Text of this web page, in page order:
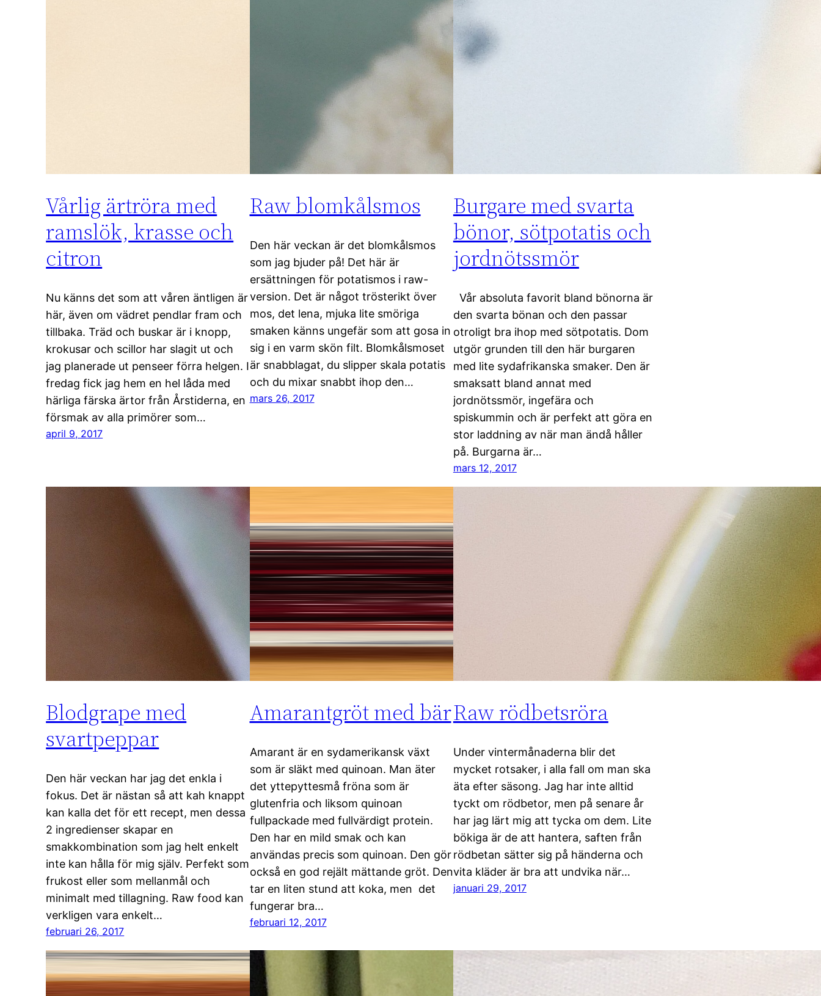
Vårlig ärtröra med
ramslök, krasse och
citron
Nu känns det som att våren äntligen är
här, även om vädret pendlar fram och
tillbaka. Träd och buskar är i knopp,
krokusar och scillor har slagit ut och
jag planerade ut penseer förra helgen. I
fredag fick jag hem en hel låda med
härliga färska ärtor från Årstiderna, en
försmak av alla primörer som…
april 9, 2017
Raw blomkålsmos
Den här veckan är det blomkålsmos
som jag bjuder på! Det här är
ersättningen för potatismos i raw-
version. Det är något trösterikt över
mos, det lena, mjuka lite smöriga
smaken känns ungefär som att gosa in
sig i en varm skön filt. Blomkålsmoset
är snabblagat, du slipper skala potatis
och du mixar snabbt ihop den…
mars 26, 2017
Burgare med svarta
bönor, sötpotatis och
jordnötssmör
Vår absoluta favorit bland bönorna är
den svarta bönan och den passar
otroligt bra ihop med sötpotatis. Dom
utgör grunden till den här burgaren
med lite sydafrikanska smaker. Den är
smaksatt bland annat med
jordnötssmör, ingefära och
spiskummin och är perfekt att göra en
stor laddning av när man ändå håller
på. Burgarna är…
mars 12, 2017
Blodgrape med
svartpeppar
Den här veckan har jag det enkla i
fokus. Det är nästan så att kah knappt
kan kalla det för ett recept, men dessa
2 ingredienser skapar en
smakkombination som jag helt enkelt
inte kan hålla för mig själv. Perfekt som
frukost eller som mellanmål och
minimalt med tillagning. Raw food kan
verkligen vara enkelt…
februari 26, 2017
Amarantgröt med bär
Amarant är en sydamerikansk växt
som är släkt med quinoan. Man äter
det yttepyttesmå fröna som är
glutenfria och liksom quinoan
fullpackade med fullvärdigt protein.
Den har en mild smak och kan
användas precis som quinoan. Den gör
också en god rejält mättande gröt. Den
tar en liten stund att koka, men det
fungerar bra…
februari 12, 2017
Raw rödbetsröra
Under vintermånaderna blir det
mycket rotsaker, i alla fall om man ska
äta efter säsong. Jag har inte alltid
tyckt om rödbetor, men på senare år
har jag lärt mig att tycka om dem. Lite
bökiga är de att hantera, saften från
rödbetan sätter sig på händerna och
vita kläder är bra att undvika när…
januari 29, 2017